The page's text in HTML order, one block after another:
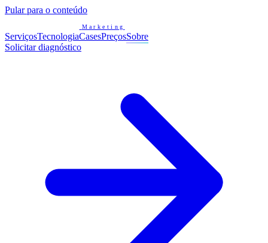
Pular para o conteúdo
Marketing
ServiçosTecnologiaCasesPreçosSobre
Solicitar diagnóstico